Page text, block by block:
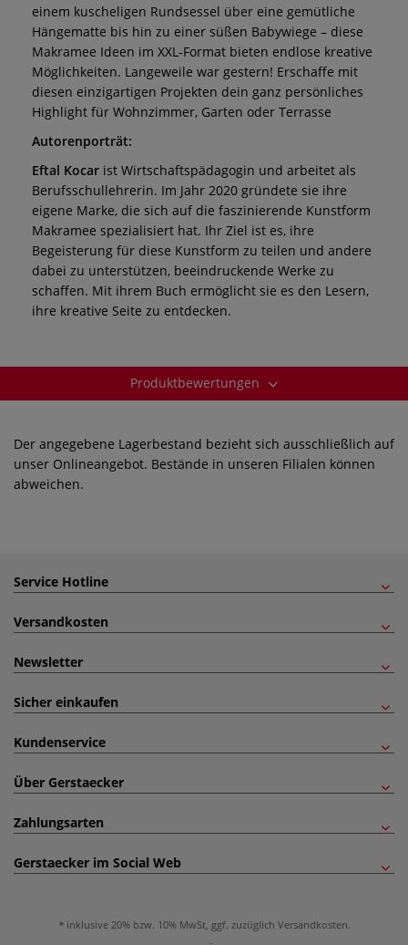
einem kuscheligen Rundsessel über eine gemütliche
Hängematte bis hin zu einer süßen Babywiege – diese
Makramee Ideen im XXL-Format bieten endlose kreative
Möglichkeiten. Langeweile war gestern! Erschaffe mit
diesen einzigartigen Projekten dein ganz persönliches
Highlight für Wohnzimmer, Garten oder Terrasse
Autorenporträt:
Eftal Kocar ist Wirtschaftspädagogin und arbeitet als
Berufsschullehrerin. Im Jahr 2020 gründete sie ihre
eigene Marke, die sich auf die faszinierende Kunstform
Makramee spezialisiert hat. Ihr Ziel ist es, ihre
Begeisterung für diese Kunstform zu teilen und andere
dabei zu unterstützen, beeindruckende Werke zu
schaffen. Mit ihrem Buch ermöglicht sie es den Lesern,
ihre kreative Seite zu entdecken.
Produktbewertungen
Der angegebene Lagerbestand bezieht sich ausschließlich auf
unser Onlineangebot. Bestände in unseren Filialen können
abweichen.
Service Hotline
Versandkosten
Newsletter
Sicher einkaufen
Kundenservice
Über Gerstaecker
Zahlungsarten
Gerstaecker im Social Web
inklusive 20% bzw. 10% MwSt, ggf. zuzüglich Versandkosten.